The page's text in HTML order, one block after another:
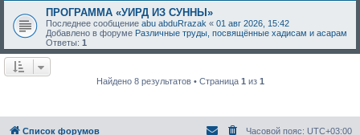
ПРОГРАММА «УИРД ИЗ СУННЫ»
Последнее сообщение abu abduRrazak « 01 авг 2026, 15:42
Добавлено в форуме Различные труды, посвящённые хадисам и асарам
Ответы: 1
Найдено 8 результатов • Страница 1из 1
Список форумов Часовой пояс: UTC+03:00